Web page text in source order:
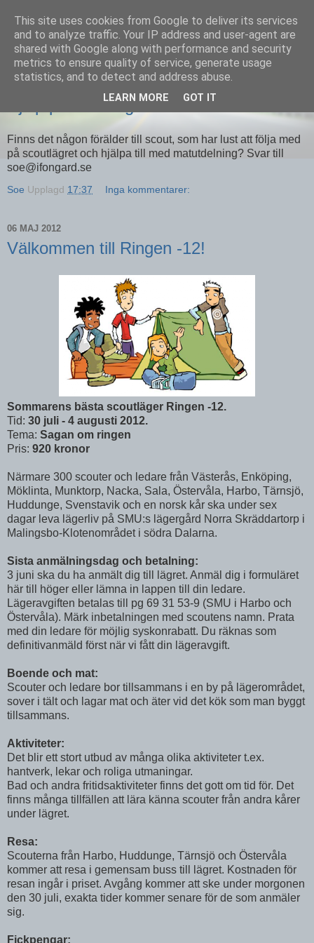
Equmenia i Harbo
Hjälp på scoutlägret
Finns det någon förälder till scout, som har lust att följa med
på scoutlägret och hjälpa till med matutdelning? Svar till
soe@ifongard.se
Soe Upplagd 17:37 Inga kommentarer:
06 MAJ 2012
Välkommen till Ringen -12!
Sommarens bästa scoutläger Ringen -12.
Tid: 30 juli - 4 augusti 2012.
Tema: Sagan om ringen
Pris: 920 kronor
Närmare 300 scouter och ledare från Västerås, Enköping,
Möklinta, Munktorp, Nacka, Sala, Östervåla, Harbo, Tärnsjö,
Huddunge, Svenstavik och en norsk kår ska under sex
dagar leva lägerliv på SMU:s lägergård Norra Skräddartorp i
Malingsbo-Klotenområdet i södra Dalarna.
Sista anmälningsdag och betalning:
3 juni ska du ha anmält dig till lägret. Anmäl dig i formuläret
här till höger eller lämna in lappen till din ledare.
Lägeravgiften betalas till pg 69 31 53-9 (SMU i Harbo och
Östervåla). Märk inbetalningen med scoutens namn. Prata
med din ledare för möjlig syskonrabatt. Du räknas som
definitivanmäld först när vi fått din lägeravgift.
Boende och mat:
Scouter och ledare bor tillsammans i en by på lägerområdet,
sover i tält och lagar mat och äter vid det kök som man byggt
tillsammans.
Aktiviteter:
Det blir ett stort utbud av många olika aktiviteter t.ex.
hantverk, lekar och roliga utmaningar.
Bad och andra fritidsaktiviteter finns det gott om tid för. Det
finns många tillfällen att lära känna scouter från andra kårer
under lägret.
Resa:
Scouterna från Harbo, Huddunge, Tärnsjö och Östervåla
kommer att resa i gemensam buss till lägret. Kostnaden för
resan ingår i priset. Avgång kommer att ske under morgonen
den 30 juli, exakta tider kommer senare för de som anmäler
sig.
Fickpengar:
This site uses cookies from Google to deliver its services
and to analyze traffic. Your IP address and user-agent are
shared with Google along with performance and security
metrics to ensure quality of service, generate usage
statistics, and to detect and address abuse.
LEARN MORE GOT IT